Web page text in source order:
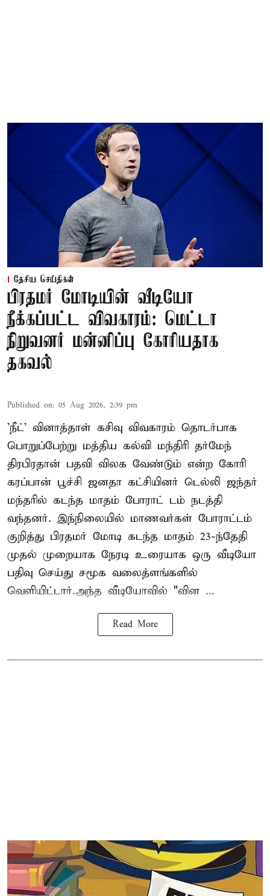
தேசிய செய்திகள்
பிரதமர் மோடியின் வீடியோ
நீக்கப்பட்ட விவகாரம்: மெட்டா
நிறுவனர் மன்னிப்பு கோரியதாக
தகவல்
Published on: 05 Aug 2026, 2:39 pm
'நீட்' வினாத்தாள் கசிவு விவகாரம் தொடர்பாக
பொறுப்பேற்று மத்திய கல்வி மந்திரி தர்மேந்
திரபிரதான் பதவி விலக வேண்டும் என்ற கோரி
கரப்பான் பூச்சி ஜனதா கட்சியினர் டெல்லி ஜந்தர்
மந்தரில் கடந்த மாதம் போராட் டம் நடத்தி
வந்தனர். இந்நிலையில் மாணவர்கள் போராட்டம்
குறித்து பிரதமர் மோடி கடந்த மாதம் 23-ந்தேதி
முதல் முறையாக நேரடி உரையாக ஒரு வீடியோ
பதிவு செய்து சமூக வலைத்ளங்களில்
வெளியிட்டார்.அந்த வீடியோவில் "வின ...
Read More